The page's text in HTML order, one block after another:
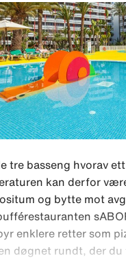
tre basseng hvorav ett
kan derfor
og bytte mot
enklere retter som
døgnet rundt, der du